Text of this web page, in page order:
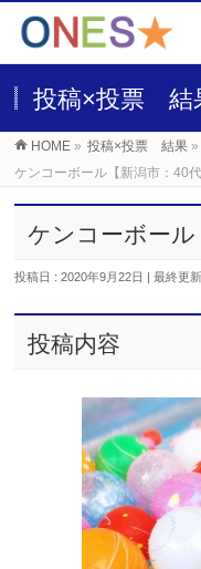
投稿×投票 結
HOME » 投稿×投票 結果 »
ケンコーボール【新潟市：40代
ケンコーボール
投稿日 : 2020年9月22日 最終更
投稿内容